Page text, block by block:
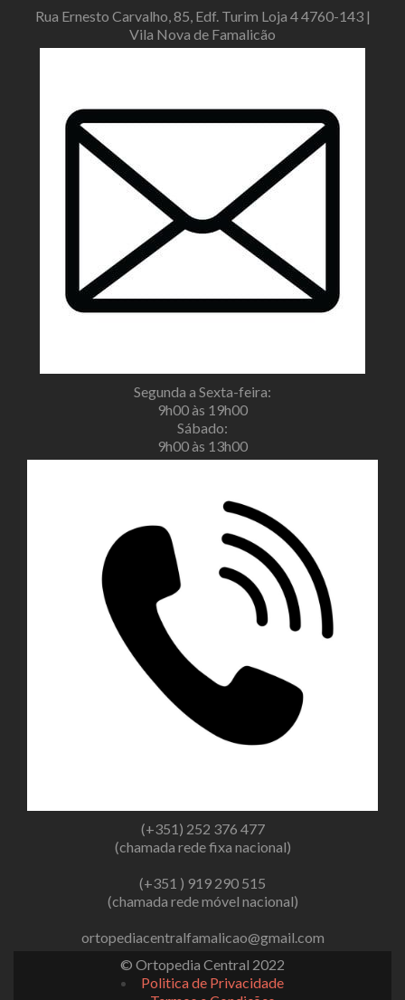
Rua Ernesto Carvalho, 85, Edf. Turim Loja 4 4760-143 |
Vila Nova de Famalicão
Segunda a Sexta-feira:
9h00 às 19h00
Sábado:
9h00 às 13h00
(+351) 252 376 477
(chamada rede fixa nacional)
(+351 ) 919 290 515
(chamada rede móvel nacional)
ortopediacentralfamalicao@gmail.com
© Ortopedia Central 2022
Politica de Privacidade